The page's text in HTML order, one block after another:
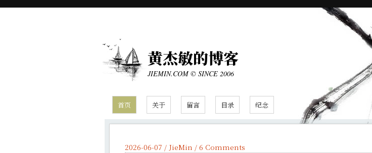
黄杰敏的博客
JIEMIN.COM © SINCE 2006
首页 关于 留言 目录 纪念
2026-06-07 / JieMin / 6 Comments